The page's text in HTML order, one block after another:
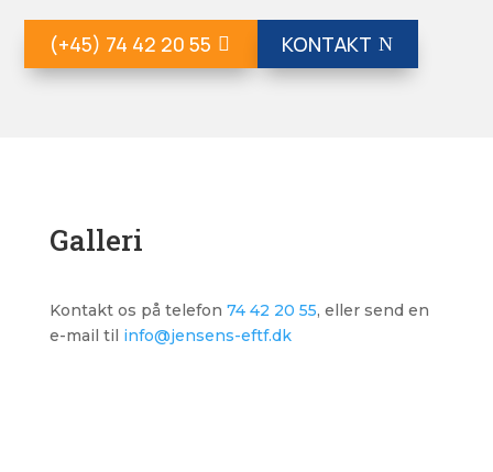
(+45) 74 42 20 55 KONTAKT
Galleri
Kontakt os på telefon 74 42 20 55, eller send en
e-mail til info@jensens-eftf.dk